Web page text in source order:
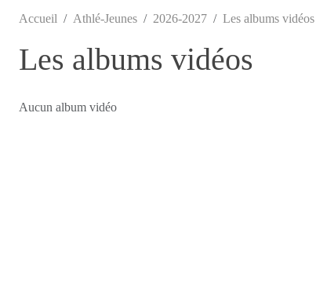
Accueil Athlé-Jeunes 2026-2027 Les albums vidéos
Les albums vidéos
Aucun album vidéo